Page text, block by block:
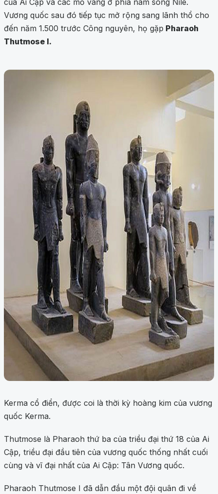
của Ai Cập và các mỏ vàng ở phía nam sông Nile.
Vương quốc sau đó tiếp tục mở rộng sang lãnh thổ cho
đến năm 1.500 trước Công nguyên, họ gặp Pharaoh
Thutmose I.
Kerma cổ điển, được coi là thời kỳ hoàng kim của vương
quốc Kerma.
Thutmose là Pharaoh thứ ba của triều đại thứ 18 của Ai
Cập, triều đại đầu tiên của vương quốc thống nhất cuối
cùng và vĩ đại nhất của Ai Cập: Tân Vương quốc.
Pharaoh Thutmose I đã dẫn đầu một đội quân đi về